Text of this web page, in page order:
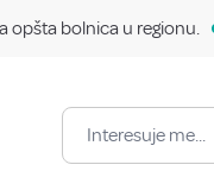
opšta bolnica u regionu.